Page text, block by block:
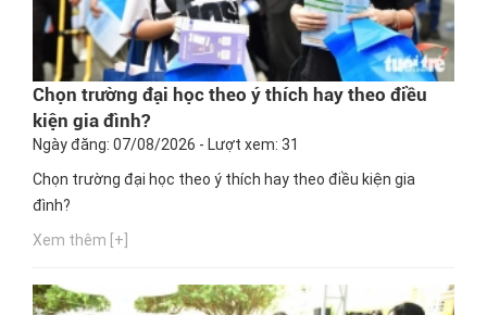
Chọn trường đại học theo ý thích hay theo điều
kiện gia đình?
Ngày đăng: 07/08/2026 - Lượt xem: 31
Chọn trường đại học theo ý thích hay theo điều kiện gia
đình?
Xem thêm [+]